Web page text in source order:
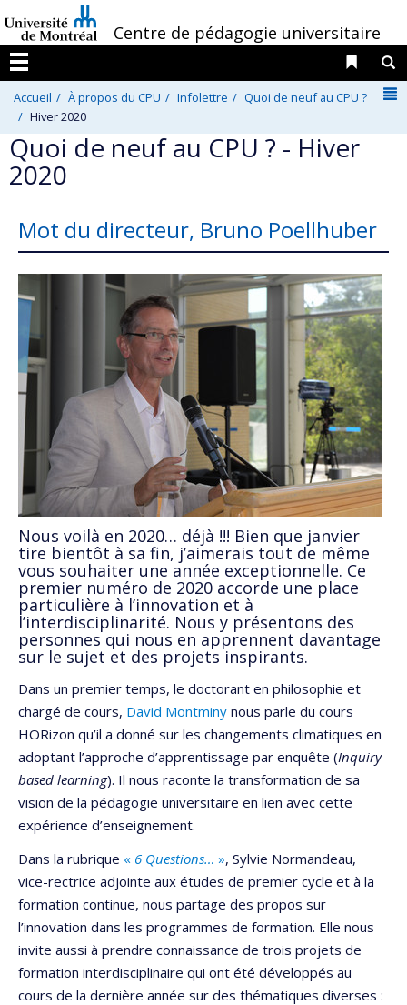
au
contenu
/
Centre de pédagogie universitaire
Menu
Liens
Accueil À propos du CPU Infolettre
Quoi de neuf au CPU ?
Hiver 2020
Quoi de neuf au CPU ? - Hiver
2020
Mot du directeur, Bruno Poellhuber
Nous voilà en 2020… déjà !!! Bien que janvier
tire bientôt à sa fin, j’aimerais tout de même
vous souhaiter une année exceptionnelle. Ce
premier numéro de 2020 accorde une place
particulière à l’innovation et à
l’interdisciplinarité. Nous y présentons des
personnes qui nous en apprennent davantage
sur le sujet et des projets inspirants.
Dans un premier temps, le doctorant en philosophie et
chargé de cours, David Montminy nous parle du cours
HORizon qu’il a donné sur les changements climatiques en
adoptant l’approche d’apprentissage par enquête (Inquiry-
based learning). Il nous raconte la transformation de sa
vision de la pédagogie universitaire en lien avec cette
expérience d’enseignement.
Dans la rubrique « 6 Questions… », Sylvie Normandeau,
vice-rectrice adjointe aux études de premier cycle et à la
formation continue, nous partage des propos sur
l’innovation dans les programmes de formation. Elle nous
invite aussi à prendre connaissance de trois projets de
formation interdisciplinaire qui ont été développés au
cours de la dernière année sur des thématiques diverses :